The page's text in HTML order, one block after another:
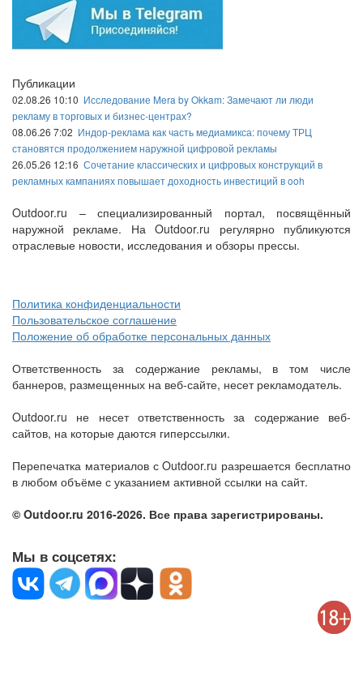
Публикации
02.08.26 10:10 Исследование Mera by Okkam: Замечают ли люди
рекламу в торговых и бизнес-центрах?
08.06.26 7:02 Индор-реклама как часть медиамикса: почему ТРЦ
становятся продолжением наружной цифровой рекламы
26.05.26 12:16 Сочетание классических и цифровых конструкций в
рекламных кампаниях повышает доходность инвестиций в ooh
Outdoor.ru – специализированный портал, посвящённый
наружной рекламе. На Outdoor.ru регулярно публикуются
отраслевые новости, исследования и обзоры прессы.
Политика конфиденциальности
Пользовательское соглашение
Положение об обработке персональных данных
Ответственность за содержание рекламы, в том числе
баннеров, размещенных на веб-сайте, несет рекламодатель.
Outdoor.ru не несет ответственность за содержание веб-
сайтов, на которые даются гиперссылки.
Перепечатка материалов с Outdoor.ru разрешается бесплатно
в любом объёме с указанием активной ссылки на сайт.
© Outdoor.ru 2016-2026. Все права зарегистрированы.
Мы в соцсетях: